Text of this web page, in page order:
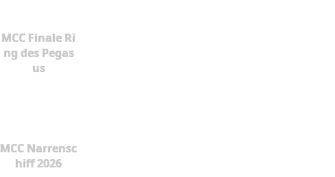
MCC Finale Ri
ng des Pegas
us
MCC Narrensc
hiff 2026